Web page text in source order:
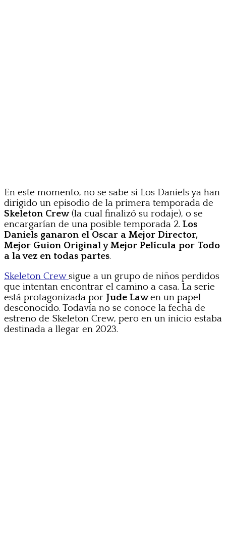
En este momento, no se sabe si Los Daniels ya han
dirigido un episodio de la primera temporada de
Skeleton Crew(la cual finalizó su rodaje), o se
encargarían de una posible temporada 2. Los
Daniels ganaron el Oscar a Mejor Director,
Mejor Guion Original y Mejor Película por Todo
a la vez en todas partes.
Skeleton Crewsigue a un grupo de niños perdidos
que intentan encontrar el camino a casa. La serie
está protagonizada por Jude Lawen un papel
desconocido. Todavía no se conoce la fecha de
estreno de Skeleton Crew, pero en un inicio estaba
destinada a llegar en 2023.